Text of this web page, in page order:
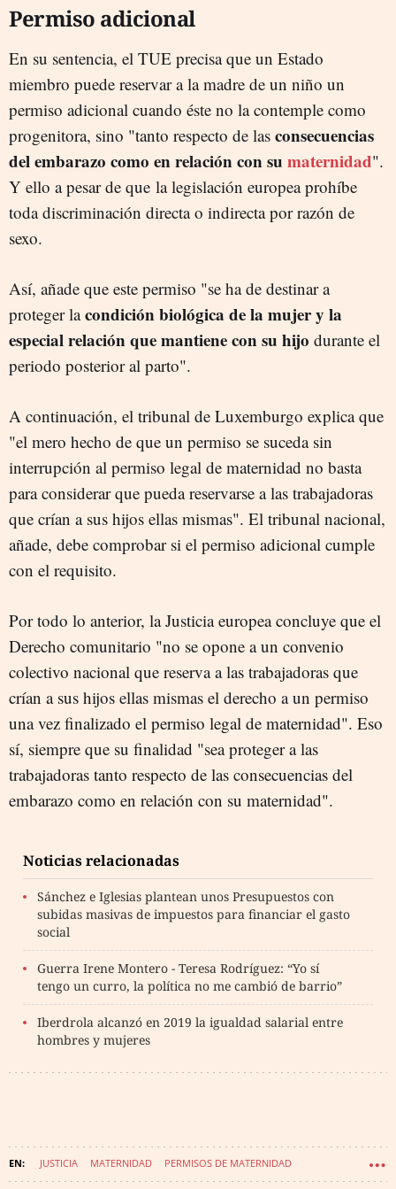
Permiso adicional
En su sentencia, el TUE precisa que un Estado
miembro puede reservar a la madre de un niño un
permiso adicional cuando éste no la contemple como
progenitora, sino "tanto respecto de las consecuencias
del embarazo como en relación con su maternidad".
Y ello a pesar de que la legislación europea prohíbe
toda discriminación directa o indirecta por razón de
sexo.
Así, añade que este permiso "se ha de destinar a
proteger lacondición biológica de la mujer y la
especial relación que mantiene con su hijo durante el
periodo posterior al parto".
A continuación, el tribunal de Luxemburgo explica que
"el mero hecho de que un permiso se suceda sin
interrupción al permiso legal de maternidad no basta
para considerar que pueda reservarse a las trabajadoras
que crían a sus hijos ellas mismas". El tribunal nacional,
añade, debe comprobar si el permiso adicional cumple
con el requisito.
Por todo lo anterior, la Justicia europea concluye que el
Derecho comunitario "no se opone a un convenio
colectivo nacional que reserva a las trabajadoras que
crían a sus hijos ellas mismas el derecho a un permiso
una vez finalizado el permiso legal de maternidad". Eso
sí, siempre que su finalidad "sea proteger a las
trabajadoras tanto respecto de las consecuencias del
embarazo como en relación con su maternidad".
Noticias relacionadas
Sánchez e Iglesias plantean unos Presupuestos con
subidas masivas de impuestos para financiar el gasto
social
Guerra Irene Montero - Teresa Rodríguez: “Yo sí
tengo un curro, la política no me cambió de barrio”
Iberdrola alcanzó en 2019 la igualdad salarial entre
hombres y mujeres
JUSTICIA MATERNIDAD PERMISOS DE MATERNIDAD